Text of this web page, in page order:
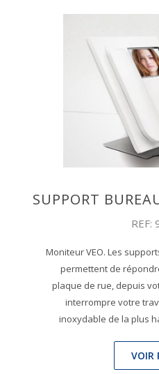
SUPPORT
REF:
Moniteur VEO. Les
permettent de
plaque de rue, depuis
interrompre votre
inoxydable de la plus
VOIR